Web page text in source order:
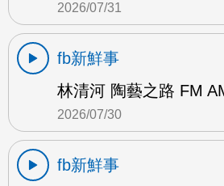
2026/07/31
fb新鮮事
林清河 陶藝之路 FM
2026/07/30
fb新鮮事